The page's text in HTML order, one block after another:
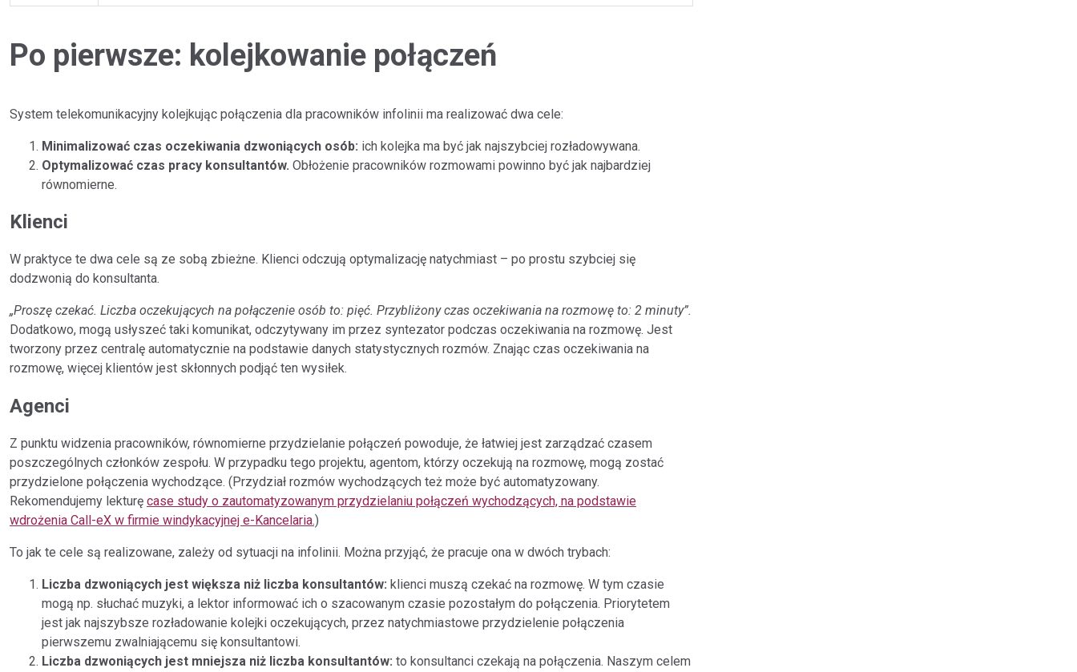
Po pierwsze: kolejkowanie połączeń
System telekomunikacyjny kolejkując połączenia dla pracowników infolinii ma realizować dwa cele:
Minimalizować czas oczekiwania dzwoniących osób: ich kolejka ma być jak najszybciej rozładowywana.
Optymalizować czas pracy konsultantów. Obłożenie pracowników rozmowami powinno być jak najbardziej
równomierne.
Klienci
W praktyce te dwa cele są ze sobą zbieżne. Klienci odczują optymalizację natychmiast – po prostu szybciej się
dodzwonią do konsultanta.
„Proszę czekać. Liczba oczekujących na połączenie osób to: pięć. Przybliżony czas oczekiwania na rozmowę to: 2 minuty”.
Dodatkowo, mogą usłyszeć taki komunikat, odczytywany im przez syntezator podczas oczekiwania na rozmowę. Jest
tworzony przez centralę automatycznie na podstawie danych statystycznych rozmów. Znając czas oczekiwania na
rozmowę, więcej klientów jest skłonnych podjąć ten wysiłek.
Agenci
Z punktu widzenia pracowników, równomierne przydzielanie połączeń powoduje, że łatwiej jest zarządzać czasem
poszczególnych członków zespołu. W przypadku tego projektu, agentom, którzy oczekują na rozmowę, mogą zostać
przydzielone połączenia wychodzące. (Przydział rozmów wychodzących też może być automatyzowany.
Rekomendujemy lekturę case study o zautomatyzowanym przydzielaniu połączeń wychodzących, na podstawie
wdrożenia Call-eX w firmie windykacyjnej e-Kancelaria.)
To jak te cele są realizowane, zależy od sytuacji na infolinii. Można przyjąć, że pracuje ona w dwóch trybach:
Liczba dzwoniących jest większa niż liczba konsultantów: klienci muszą czekać na rozmowę. W tym czasie
mogą np. słuchać muzyki, a lektor informować ich o szacowanym czasie pozostałym do połączenia. Priorytetem
jest jak najszybsze rozładowanie kolejki oczekujących, przez natychmiastowe przydzielenie połączenia
pierwszemu zwalniającemu się konsultantowi.
Liczba dzwoniących jest mniejsza niż liczba konsultantów: to konsultanci czekają na połączenia. Naszym celem